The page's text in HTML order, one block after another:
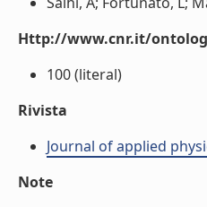
Http://www.cnr.it/
100 (literal)
Rivista
Journal of applied
Note